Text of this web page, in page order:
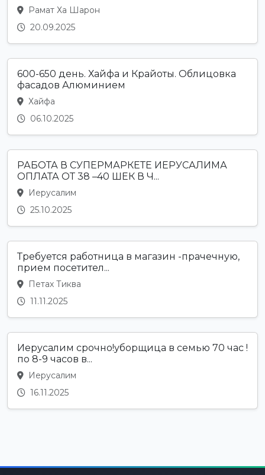
Рамат Ха Шарон
20.09.2025
600-650 день. Хайфа и Крайоты. Облицовка
фасадов Алюминием
Хайфа
06.10.2025
РАБОТА В СУПЕРМАРКЕТЕ ИЕРУСАЛИМА
ОПЛАТА ОТ 38 –40 ШЕК В Ч...
Иерусалим
25.10.2025
Требуется работница в магазин -прачечную,
прием посетител...
Петах Тиква
11.11.2025
Иерусалим срочно!уборщица в семью 70 час !
по 8-9 часов в...
Иерусалим
16.11.2025